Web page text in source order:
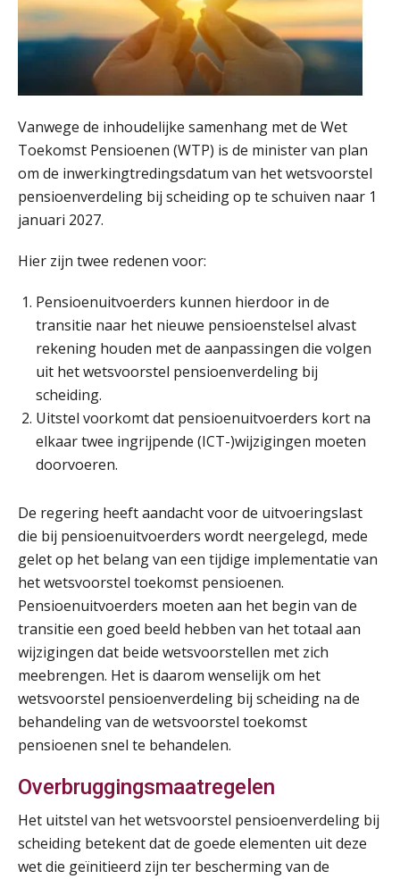
Vanwege de inhoudelijke samenhang met de Wet
Toekomst Pensioenen (WTP) is de minister van plan
om de inwerkingtredingsdatum van het wetsvoorstel
pensioenverdeling bij scheiding op te schuiven naar 1
januari 2027.
Hier zijn twee redenen voor:
Pensioenuitvoerders kunnen hierdoor in de
transitie naar het nieuwe pensioenstelsel alvast
rekening houden met de aanpassingen die volgen
uit het wetsvoorstel pensioenverdeling bij
scheiding.
Uitstel voorkomt dat pensioenuitvoerders kort na
elkaar twee ingrijpende (ICT-)wijzigingen moeten
doorvoeren.
De regering heeft aandacht voor de uitvoeringslast
die bij pensioenuitvoerders wordt neergelegd, mede
gelet op het belang van een tijdige implementatie van
het wetsvoorstel toekomst pensioenen.
Pensioenuitvoerders moeten aan het begin van de
transitie een goed beeld hebben van het totaal aan
wijzigingen dat beide wetsvoorstellen met zich
meebrengen. Het is daarom wenselijk om het
wetsvoorstel pensioenverdeling bij scheiding na de
behandeling van de wetsvoorstel toekomst
pensioenen snel te behandelen.
Overbruggingsmaatregelen
Het uitstel van het wetsvoorstel pensioenverdeling bij
scheiding betekent dat de goede elementen uit deze
wet die geïnitieerd zijn ter bescherming van de
25
Online Opleiding Praktijkdiploma Loonadministratie (PDL)
MOCuitgevers
25
AUG
MOCuitgevers
26
AUG
Opfriscursus PDL (NIRPA PE)
Markus Verbeek Praehep
26
27
AUG
Summercourse Impact en invloed van AI op de salarisverwerking (verdieping)
MOCuitgevers
28
AUG
MOCuitgevers
Opfriscursus VPS (NIRPA PE)
31
AUG
Praktijkdiploma Loonadministratie (PDL®)
Markus Verbeek Praehep
01
SEP
Cursus Van salarisadministrateur naar beloningsadviseur (basis)
MOCuitgevers
03
SEP
Online cursus Wwft voor salarisadministrateurs (inclusief praktijkmodellen)
MOCuitgevers
SEP
MOCuitgevers
08
SEP
Online Excel training voor de salarisadministrateur (verdieping)
MOCuitgevers